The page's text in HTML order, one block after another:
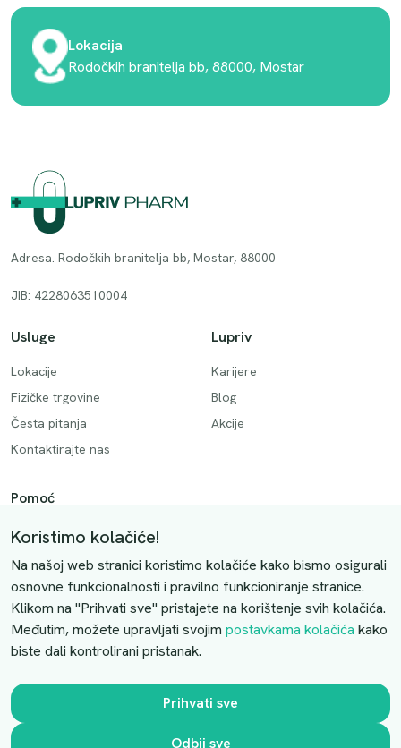
Lokacija
Rodočkih branitelja bb, 88000, Mostar
Adresa. Rodočkih branitelja bb, Mostar, 88000
JIB: 4228063510004
Usluge
Lokacije
Fizičke trgovine
Česta pitanja
Kontaktirajte nas
Lupriv
Karijere
Blog
Akcije
Pomoć
Način plaćanja
Dostava
Povrati i otkazivanje
Uslovi kupovine
Kontaktirajte nas
Slobodno nas kontaktirajte putem e-maila:
luprivpharm@luprivpharm.com
Koristimo kolačiće!
Na našoj web stranici koristimo kolačiće kako bismo osigurali
osnovne funkcionalnosti i pravilno funkcioniranje stranice.
Klikom na "Prihvati sve" pristajete na korištenje svih kolačića.
Međutim, možete upravljati svojim postavkama kolačića kako
biste dali kontrolirani pristanak.
Prihvati sve
Odbij sve